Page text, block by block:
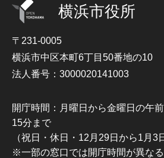
横浜市役所
〒231-0005
横浜市中区本町6丁目50番地の10
法人番号：3000020141003
開庁時間：月曜日から金曜日の午
15分まで
（祝日・休日・12月29日から1月3
※一部の窓口では開庁時間が異な